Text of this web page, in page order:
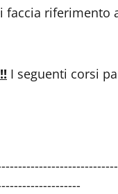
faccia riferimento
I seguenti corsi